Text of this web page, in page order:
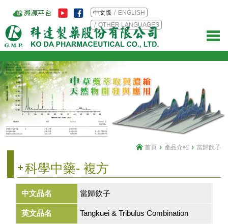
中文版
ENGLISH
OTHER LANGUAGES
科學中藥- 複方
首頁 產品介紹 當歸飲子
中文品名 當歸飲子
英文品名 Tangkuei & Tribulus Combination